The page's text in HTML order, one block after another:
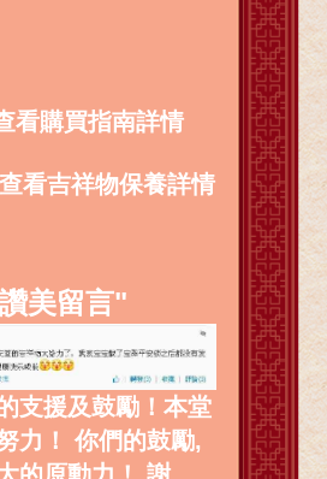
看購買指南詳情
看吉祥物保養詳情
美留言"
支援及鼓勵！本堂
力！ 你們的鼓勵,